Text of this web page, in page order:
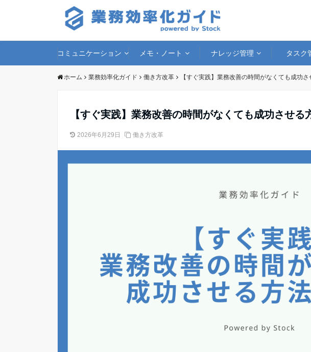
コミュニケーション メモ・ノート ナレッジ管理 タスク
ホーム 業務効率化ガイド 働き方改革 【すぐ実践】業務改善の時間がなくても成功さ
【すぐ実践】業務改善の時間がなくても成功させる
2026年6月29日 働き方改革